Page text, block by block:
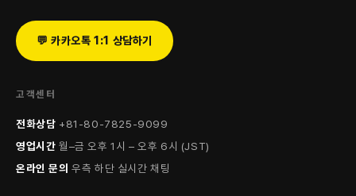
💬 카카오톡 1:1 상담하기
고객센터
전화상담 +81-80-7825-9099
영업시간 월–금 오후 1시 – 오후 6시 (JST)
온라인 문의 우측 하단 실시간 채팅